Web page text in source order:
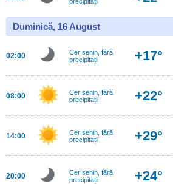
Duminică, 16 August
02:00
Cer senin, fără
precipitații
+17°
08:00
Cer senin, fără
precipitații
+22°
14:00
Cer senin, fără
precipitații
+29°
20:00
Cer senin, fără
precipitații
+24°